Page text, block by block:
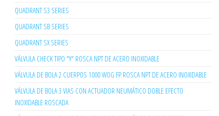
QUADRANT S3 SERIES
QUADRANT SB SERIES
QUADRANT SX SERIES
VÁLVULA CHECK TIPO "Y" ROSCA NPT DE ACERO INOXIDABLE
VÁLVULA DE BOLA 2 CUERPOS 1000 WOG FP ROSCA NPT DE ACERO INOXIDABLE
VÁLVULA DE BOLA 3 VIAS CON ACTUADOR NEUMÁTICO DOBLE EFECTO
INOXIDABLE ROSCADA